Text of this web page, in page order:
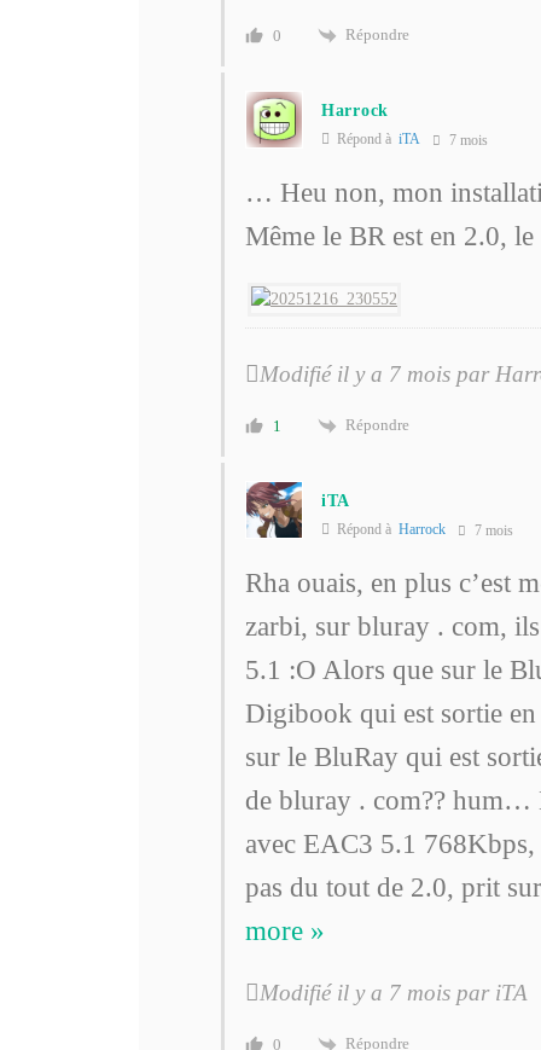
0 Répondre
Harrock
Répond à iTA 7 mois
… Heu non, mon
Même le BR est en 2.0,
Modifié il y a 7 mois par
1 Répondre
iTA
Répond à Harrock 7 mois
Rha ouais, en plus c’est
zarbi, sur bluray . com,
5.1 :O Alors que sur le
Digibook qui est sortie
sur le BluRay qui est
de bluray . com?? hum…
avec EAC3 5.1
pas du tout de 2.0, prit
more »
Modifié il y a 7 mois par iTA
0 Répondre